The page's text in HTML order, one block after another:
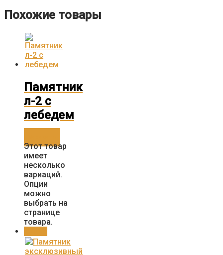
Похожие товары
Памятник
л-2 с
лебедем
Этот товар
имеет
несколько
вариаций.
Опции
можно
выбрать на
странице
товара.